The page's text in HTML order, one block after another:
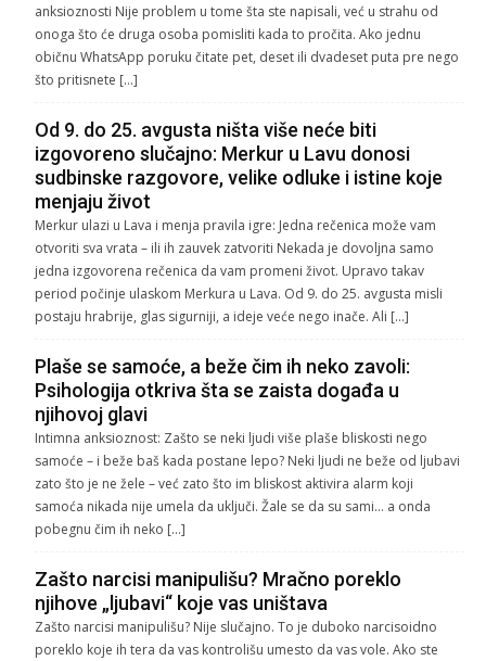
anksioznosti Nije problem u tome šta ste napisali, već u strahu od
onoga što će druga osoba pomisliti kada to pročita. Ako jednu
običnu WhatsApp poruku čitate pet, deset ili dvadeset puta pre nego
što pritisnete […]
Od 9. do 25. avgusta ništa više neće biti
izgovoreno slučajno: Merkur u Lavu donosi
sudbinske razgovore, velike odluke i istine koje
menjaju život
Merkur ulazi u Lava i menja pravila igre: Jedna rečenica može vam
otvoriti sva vrata – ili ih zauvek zatvoriti Nekada je dovoljna samo
jedna izgovorena rečenica da vam promeni život. Upravo takav
period počinje ulaskom Merkura u Lava. Od 9. do 25. avgusta misli
postaju hrabrije, glas sigurniji, a ideje veće nego inače. Ali […]
Plaše se samoće, a beže čim ih neko zavoli:
Psihologija otkriva šta se zaista događa u
njihovoj glavi
Intimna anksioznost: Zašto se neki ljudi više plaše bliskosti nego
samoće – i beže baš kada postane lepo? Neki ljudi ne beže od ljubavi
zato što je ne žele – već zato što im bliskost aktivira alarm koji
samoća nikada nije umela da uključi. Žale se da su sami… a onda
pobegnu čim ih neko […]
Zašto narcisi manipulišu? Mračno poreklo
njihove „ljubavi“ koje vas uništava
Zašto narcisi manipulišu? Nije slučajno. To je duboko narcisoidno
poreklo koje ih tera da vas kontrolišu umesto da vas vole. Ako ste